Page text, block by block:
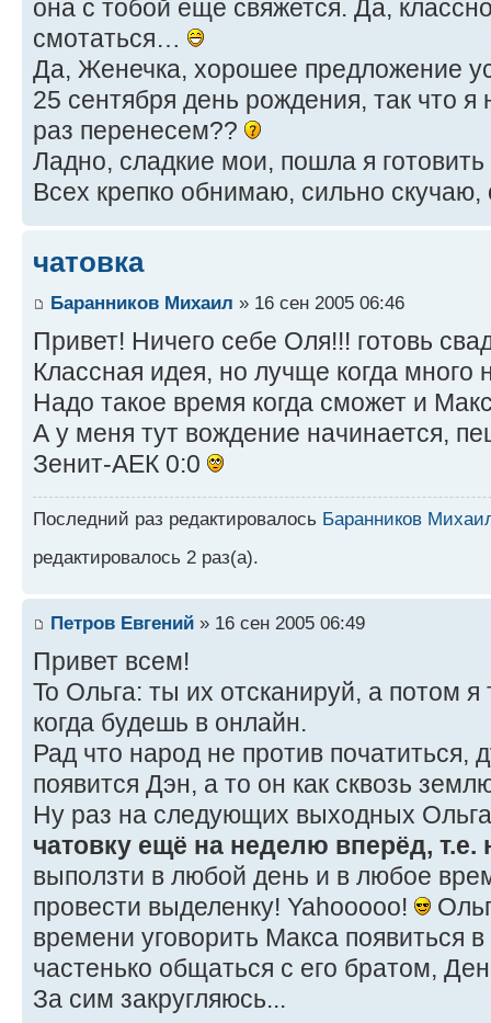
она с тобой еще свяжется. Да,
смотаться…
Да, Женечка, хорошее предложение
25 сентября день рождения, так что я
раз перенесем??
Ладно, сладкие мои, пошла я готовить
Всех крепко обнимаю, сильно
чатовка
Баранников Михаил » 16 сен 2005 06:46
Привет! Ничего себе Оля!!! готовь
Классная идея, но лучще когда много
Надо такое время когда сможет и
А у меня тут вождение начинается,
Зенит-АЕК 0:0
Последний раз редактировалось Баранников
редактировалось 2 раз(а).
Петров Евгений » 16 сен 2005 06:49
Привет всем!
To Ольга: ты их отсканируй, а потом
когда будешь в онлайн.
Рад что народ не против початиться,
появится Дэн, а то он как сквозь
Ну раз на следующих выходных
чатовку ещё на неделю вперёд, т.е.
выползти в любой день и в любое
провести выделенку! Yahooooo!
времени уговорить Макса появиться
частенько общаться с его братом,
За сим закругляюсь...